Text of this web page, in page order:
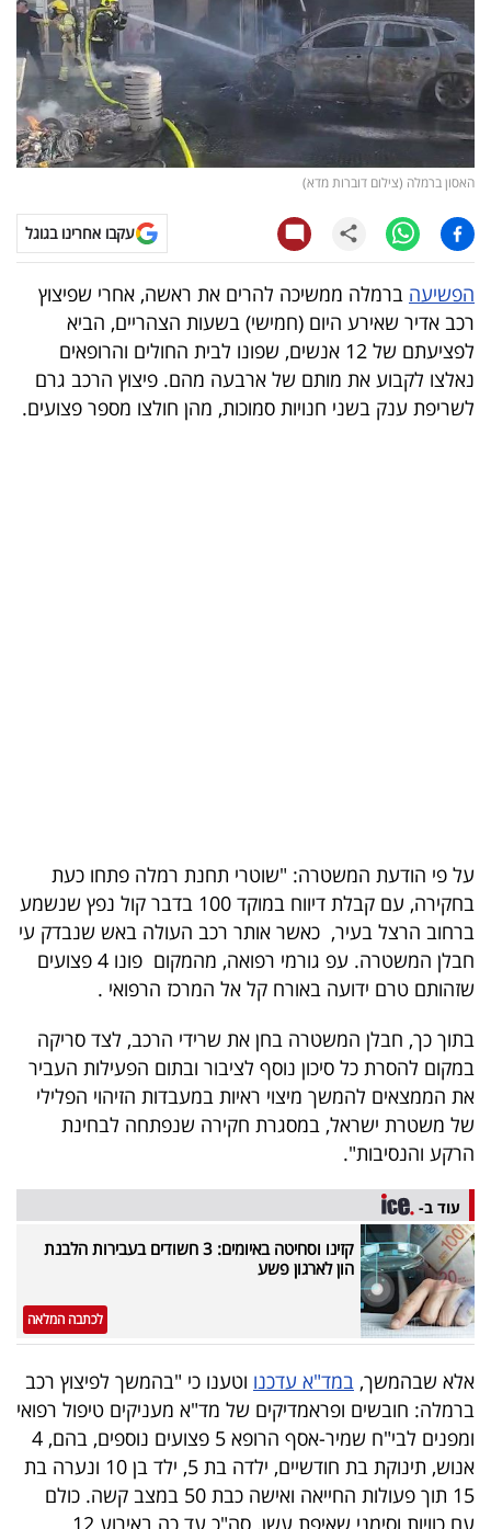
רכילות
עסקית
קריפטו
ויראלי
עסקי
ספורט
קריירה
ולימודים
הכלכלי
פודקאסט
40
UNDER
40
שיתופי
דרושים
ניוזלטרים
מייל
אדום
האסון ברמלה (צילום דוברות מדא)
עקבו אחרינו בגוגל
הפשיעה ברמלה ממשיכה להרים את ראשה, אחרי שפיצוץ
רכב אדיר שאירע היום (חמישי) בשעות הצהריים, הביא
לפציעתם של 12 אנשים, שפונו לבית החולים והרופאים
נאלצו לקבוע את מותם של ארבעה מהם. פיצוץ הרכב גרם
לשריפת ענק בשני חנויות סמוכות, מהן חולצו מספר פצועים.
על פי הודעת המשטרה: "שוטרי תחנת רמלה פתחו כעת
בחקירה, עם קבלת דיווח במוקד 100 בדבר קול נפץ שנשמע
ברחוב הרצל בעיר, כאשר אותר רכב העולה באש שנבדק עי
חבלן המשטרה. עפ גורמי רפואה, מהמקום פונו 4 פצועים
שזהותם טרם ידועה באורח קל אל המרכז הרפואי .
בתוך כך, חבלן המשטרה בחן את שרידי הרכב, לצד סריקה
במקום להסרת כל סיכון נוסף לציבור ובתום הפעילות העביר
את הממצאים להמשך מיצוי ראיות במעבדות הזיהוי הפלילי
של משטרת ישראל, במסגרת חקירה שנפתחה לבחינת
הרקע והנסיבות".
עוד ב-
קזינו וסחיטה באיומים: 3 חשודים בעבירות הלבנת
הון לארגון פשע
לכתבה המלאה
אלא שבהמשך, במד"א עדכנו וטענו כי "בהמשך לפיצוץ רכב
ברמלה: חובשים ופראמדיקים של מד"א מעניקים טיפול רפואי
ומפנים לבי"ח שמיר-אסף הרופא 5 פצועים נוספים, בהם, 4
אנוש, תינוקת בת חודשיים, ילדה בת 5, ילד בן 10 ונערה בת
15 תוך פעולות החייאה ואישה כבת 50 במצב קשה. כולם